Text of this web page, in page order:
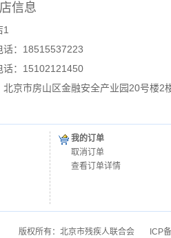
信息
1
话：18515537223
话：15102121450
北京市房山区金融安全产业园20号楼2
我的订单
取消订单
查看订单详情
版权所有：北京市残疾人联合会 ICP